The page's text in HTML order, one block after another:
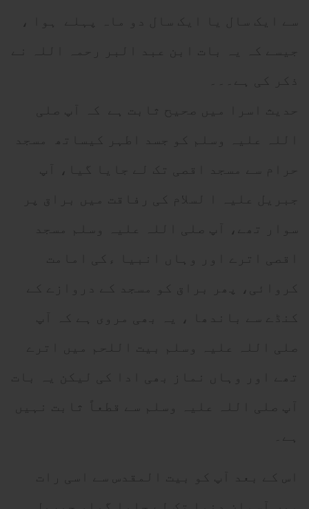
سے ایک سال یا ایک سال دو ماہ پہلے ہوا ،
جیسے کہ یہ بات ابن عبد البر رحمہ اللہ نے
حدیث اسرا میں صحیح ثابت ہے کہ آپ صلی
اللہ علیہ وسلم کو جسد اطہر کیساتھ مسجد
حرام سے مسجد اقصی تک لے جایا گیا، آپ
جبریل علیہ ا لسلام کی رفاقت میں براق پر
سوار تھے، آپ صلی اللہ علیہ وسلم مسجد
اقصی اترے اور وہاں انبیا ءکی امامت
کروائی، پھر براق کو مسجد کے دروازے کے
کنڈے سے باندھا ، یہ بھی مروی ہے کہ آپ
صلی اللہ علیہ وسلم بیت اللحم میں اترے
تھے اور وہاں نماز بھی ادا کی لیکن یہ بات
آپ صلی اللہ علیہ وسلم سے قطعاً ثابت نہیں
اس کے بعد آپ کو بیت المقدس سے اسی رات